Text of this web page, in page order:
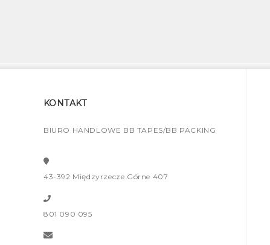
KONTAKT
BIURO HANDLOWE BB TAPES/BB PACKING
43-392 Międzyrzecze Górne 407
801 090 095